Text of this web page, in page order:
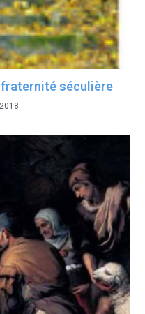
fraternité séculière